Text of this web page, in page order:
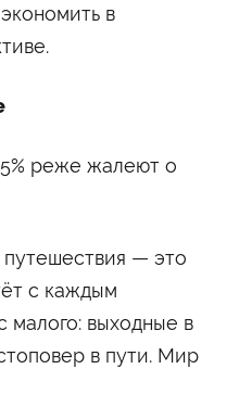
в
реже жалеют о
путешествия — это
с каждым
малого: выходные в
в пути. Мир